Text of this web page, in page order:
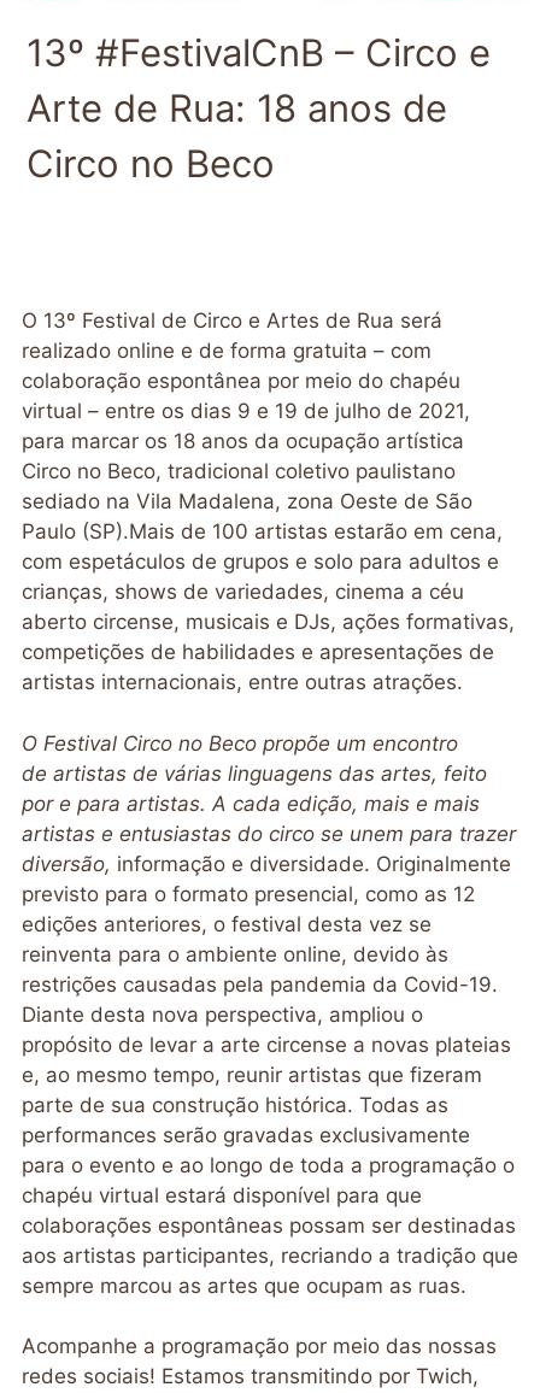
13º #FestivalCnB – Circo e
Arte de Rua: 18 anos de
Circo no Beco
O 13º Festival de Circo e Artes de Rua será
realizado online e de forma gratuita – com
colaboração espontânea por meio do chapéu
virtual – entre os dias 9 e 19 de julho de 2021,
para marcar os 18 anos da ocupação artística
Circo no Beco, tradicional coletivo paulistano
sediado na Vila Madalena, zona Oeste de São
Paulo (SP).Mais de 100 artistas estarão em cena,
com espetáculos de grupos e solo para adultos e
crianças, shows de variedades, cinema a céu
aberto circense, musicais e DJs, ações formativas,
competições de habilidades e apresentações de
artistas internacionais, entre outras atrações.
O Festival Circo no Beco propõe um encontro
de artistas de várias linguagens das artes, feito
por e para artistas. A cada edição, mais e mais
artistas e entusiastas do circo se unem para trazer
diversão, informação e diversidade. Originalmente
previsto para o formato presencial, como as 12
edições anteriores, o festival desta vez se
reinventa para o ambiente online, devido às
restrições causadas pela pandemia da Covid-19.
Diante desta nova perspectiva, ampliou o
propósito de levar a arte circense a novas plateias
e, ao mesmo tempo, reunir artistas que fizeram
parte de sua construção histórica. Todas as
performances serão gravadas exclusivamente
para o evento e ao longo de toda a programação o
chapéu virtual estará disponível para que
colaborações espontâneas possam ser destinadas
aos artistas participantes, recriando a tradição que
sempre marcou as artes que ocupam as ruas.
Acompanhe a programação por meio das nossas
redes sociais! Estamos transmitindo por Twich,